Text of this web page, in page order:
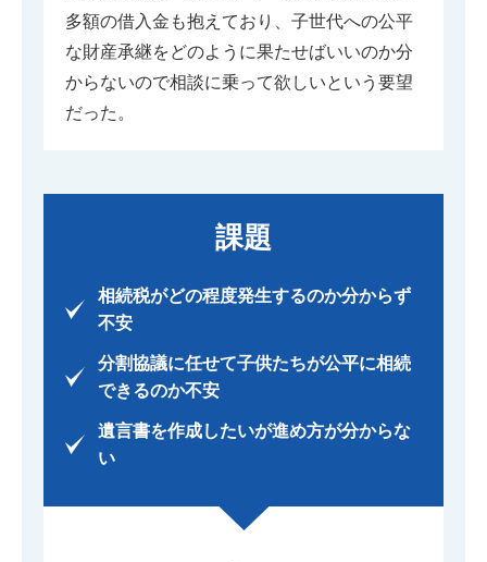
多額の借入金も抱えており、子世代への公平
な財産承継をどのように果たせばいいのか分
からないので相談に乗って欲しいという要望
だった。
課題
相続税がどの程度発生するのか分からず
不安
分割協議に任せて子供たちが公平に相続
できるのか不安
遺言書を作成したいが進め方が分からな
い